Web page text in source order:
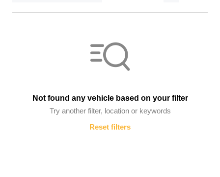
Not found any vehicle based on your filter
Try another filter, location or keywords
Reset filters